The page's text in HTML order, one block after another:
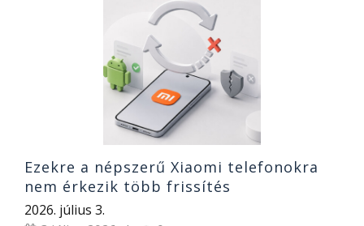
Ezekre a népszerű Xiaomi telefonokra
nem érkezik több frissítés
2026. július 3.